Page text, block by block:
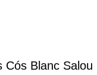
Salou